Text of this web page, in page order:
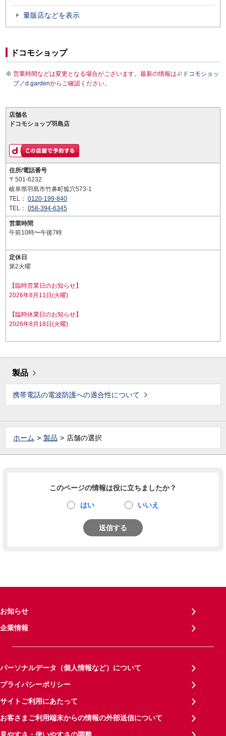
量販店などを表示
ドコモショップ
営業時間などは変更となる場合がございます。最新の情報は
ドコモショッ
プ／d gardenからご確認ください。
店舗名
ドコモショップ羽島店
住所/電話番号
〒501-6232
岐阜県羽島市竹鼻町狐穴573-1
TEL： 0120-199-840
TEL： 058-394-6345
営業時間
午前10時〜午後7時
定休日
第2火曜
【臨時営業日のお知らせ】
2026年8月11日(火曜)
【臨時休業日のお知らせ】
2026年8月18日(火曜)
製品
携帯電話の電波防護への適合性について
ホーム 製品 店舗の選択
このページの情報は役に立ちましたか？
はい いいえ
送信する
お知らせ
企業情報
パーソナルデータ（個人情報など）について
プライバシーポリシー
サイトご利用にあたって
お客さまご利用端末からの情報の外部送信について